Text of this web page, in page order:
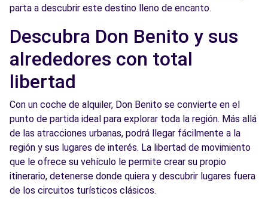
parta a descubrir este destino lleno de encanto.
Descubra Don Benito y sus
alrededores con total
libertad
Con un coche de alquiler, Don Benito se convierte en el
punto de partida ideal para explorar toda la región. Más allá
de las atracciones urbanas, podrá llegar fácilmente a la
región y sus lugares de interés. La libertad de movimiento
que le ofrece su vehículo le permite crear su propio
itinerario, detenerse donde quiera y descubrir lugares fuera
de los circuitos turísticos clásicos.